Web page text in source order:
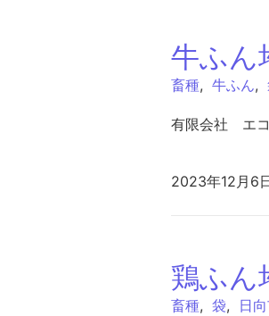
牛ふん
畜種, 牛ふん,
有限会社 エ
2023年12月6
鶏ふん
畜種, 袋, 日